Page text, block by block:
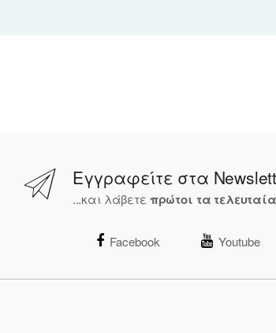
Εγγραφείτε στα
...και λάβετε πρώτοι τα
Facebook Youtube